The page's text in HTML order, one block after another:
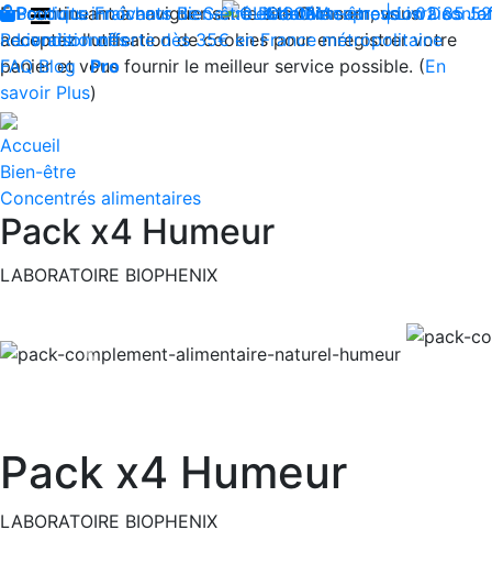
En continuant à naviguer sur le site Climsom, vous
acceptez l'utilisation de cookies pour enregistrer votre
panier et vous fournir le meilleur service possible. (En
savoir Plus)
Produits innovants de Santé et de Bien-être | Livraison
Livraison offerte dès 35€ en France métropolitaine
Contactez-nous : 02 85
Boutique Fraîcheur Bien-être Beauté Acupression Dos
Reconditionnés
FAQ Blog Pro
Accueil
Bien-être
Concentrés alimentaires
Pack x4 Humeur
LABORATOIRE BIOPHENIX
Previous
Pack x4 Humeur
LABORATOIRE BIOPHENIX